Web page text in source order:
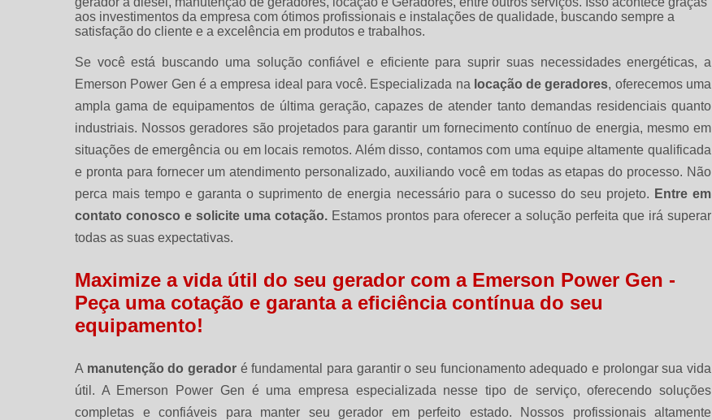
aos investimentos da empresa com ótimos profissionais e instalações de qualidade, buscando sempre a
satisfação do cliente e a excelência em produtos e trabalhos.
Se você está buscando uma solução confiável e eficiente para suprir suas necessidades energéticas, a
Emerson Power Gen é a empresa ideal para você. Especializada na locação de geradores, oferecemos uma
ampla gama de equipamentos de última geração, capazes de atender tanto demandas residenciais quanto
industriais. Nossos geradores são projetados para garantir um fornecimento contínuo de energia, mesmo em
situações de emergência ou em locais remotos. Além disso, contamos com uma equipe altamente qualificada
e pronta para fornecer um atendimento personalizado, auxiliando você em todas as etapas do processo. Não
perca mais tempo e garanta o suprimento de energia necessário para o sucesso do seu projeto. Entre em
contato conosco e solicite uma cotação. Estamos prontos para oferecer a solução perfeita que irá superar
todas as suas expectativas.
Maximize a vida útil do seu gerador com a Emerson Power Gen -
Peça uma cotação e garanta a eficiência contínua do seu
equipamento!
A manutenção do gerador é fundamental para garantir o seu funcionamento adequado e prolongar sua vida
útil. A Emerson Power Gen é uma empresa especializada nesse tipo de serviço, oferecendo soluções
completas e confiáveis para manter seu gerador em perfeito estado. Nossos profissionais altamente